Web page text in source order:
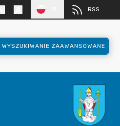
RSS
WYSZUKIWANIE ZAAWANSOWANE